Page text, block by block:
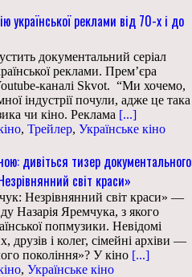
української реклами від 70-х і до
документальний серіал
реклами. Прем’єра
каналі Skvot. “Ми хочемо,
індустрії почули, адже це така
чи кіно. Реклама [...]
, Трейлер, Українське кіно
дивіться тизер документального
світ краси»
Незрівнянний світ краси» —
Назарія Яремчука, з якого
попмузики. Невідомі
друзів і колег, сімейні архіви —
покоління»? У кіно [...]
, Українське кіно